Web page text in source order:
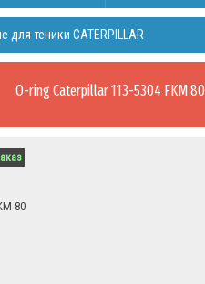
для теники CATERPILLAR
O-ring Caterpillar 113-5304 FKM 80
80